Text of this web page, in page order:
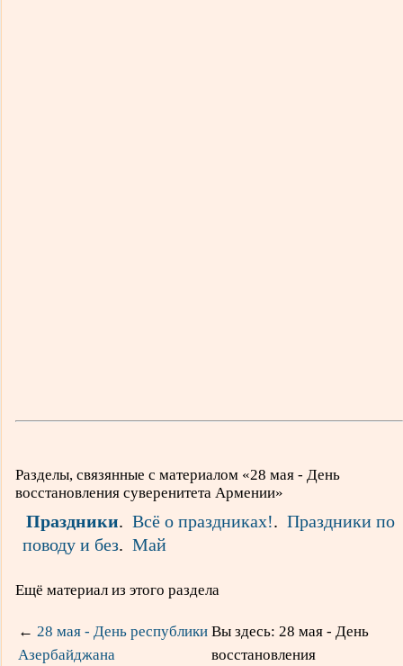
Разделы, связянные с материалом «28 мая - День
восстановления суверенитета Армении»
Праздники. Всё о праздниках!. Праздники по
поводу и без. Май
Ещё материал из этого раздела
← 28 мая - День республики
Азербайджана
Вы здесь: 28 мая - День
восстановления